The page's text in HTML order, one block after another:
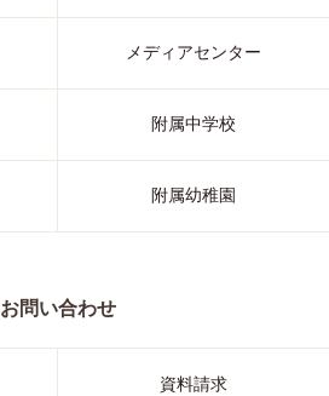
メディアセンター
附属中学校
附属幼稚園
お問い合わせ
資料請求